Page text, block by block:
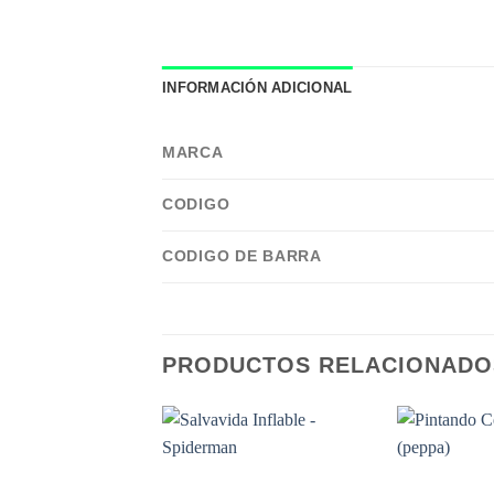
INFORMACIÓN ADICIONAL
MARCA
CODIGO
CODIGO DE BARRA
PRODUCTOS